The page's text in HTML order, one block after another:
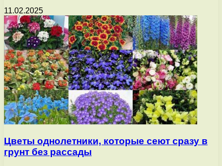
11.02.2025
Цветы однолетники, которые сеют сразу в
грунт без рассады